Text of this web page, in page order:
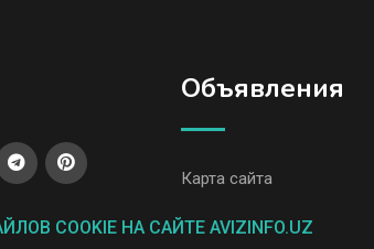
Объявления
Карта сайта
Все объявления, Андижан
COOKIE НА САЙТЕ AVIZINFO.UZ